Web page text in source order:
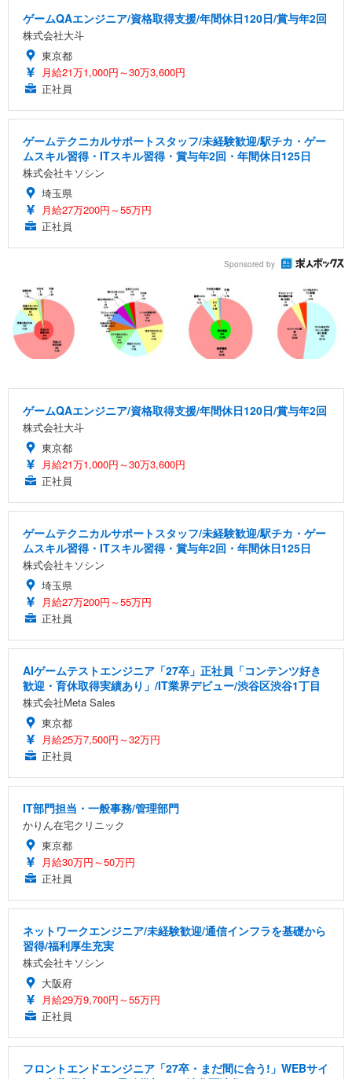
ゲームQAエンジニア/資格取得支援/年間休日120日/賞与年2回
株式会社大斗
東京都
月給21万1,000円～30万3,600円
正社員
ゲームテクニカルサポートスタッフ/未経験歓迎/駅チカ・ゲー
ムスキル習得・ITスキル習得・賞与年2回・年間休日125日
株式会社キソシン
埼玉県
月給27万200円～55万円
正社員
Sponsored by
ゲームQAエンジニア/資格取得支援/年間休日120日/賞与年2回
株式会社大斗
東京都
月給21万1,000円～30万3,600円
正社員
ゲームテクニカルサポートスタッフ/未経験歓迎/駅チカ・ゲー
ムスキル習得・ITスキル習得・賞与年2回・年間休日125日
株式会社キソシン
埼玉県
月給27万200円～55万円
正社員
AIゲームテストエンジニア「27卒」正社員「コンテンツ好き
歓迎・育休取得実績あり」/IT業界デビュー/渋谷区渋谷1丁目
株式会社Meta Sales
東京都
月給25万7,500円～32万円
正社員
IT部門担当・一般事務/管理部門
かりん在宅クリニック
東京都
月給30万円～50万円
正社員
ネットワークエンジニア/未経験歓迎/通信インフラを基礎から
習得/福利厚生充実
株式会社キソシン
大阪府
月給29万9,700円～55万円
正社員
フロントエンドエンジニア「27卒・まだ間に合う!」WEBサイ